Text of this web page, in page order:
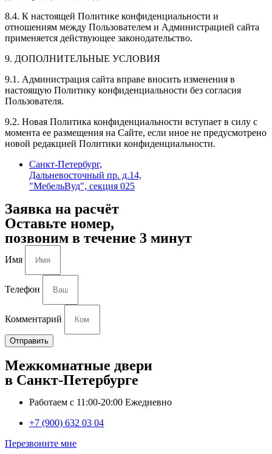
8.4. К настоящей Политике конфиденциальности и
отношениям между Пользователем и Администрацией сайта
применяется действующее законодательство.
9. ДОПОЛНИТЕЛЬНЫЕ УСЛОВИЯ
9.1. Администрация сайта вправе вносить изменения в
настоящую Политику конфиденциальности без согласия
Пользователя.
9.2. Новая Политика конфиденциальности вступает в силу с
момента ее размещения на Сайте, если иное не предусмотрено
новой редакцией Политики конфиденциальности.
Санкт-Петербург,
Дальневосточный пр. д.14,
"МебельВуд", секция 025
Заявка на расчёт
Оставьте номер,
позвоним в течение 3 минут
Имя
Телефон
Комментарий
Отправить
Межкомнатные двери
в Санкт-Петербурге
Работаем с 11:00-20:00 Ежедневно
+7 (900) 632 03 04
Перезвоните мне